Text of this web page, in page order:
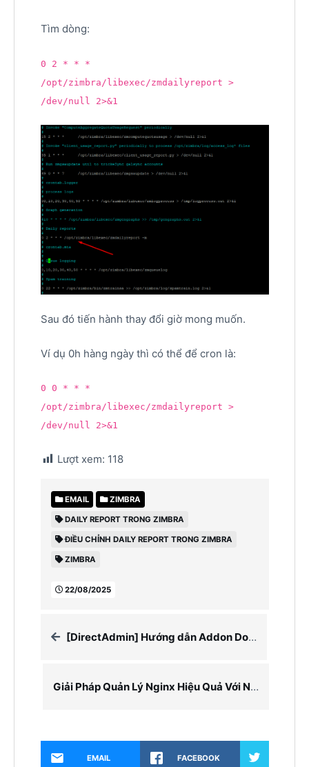
Tìm dòng:
0 2 * * *
/opt/zimbra/libexec/zmdailyreport >
/dev/null 2>&1
Sau đó tiến hành thay đổi giờ mong muốn.
Ví dụ 0h hàng ngày thì có thể để cron là:
0 0 * * *
/opt/zimbra/libexec/zmdailyreport >
/dev/null 2>&1
Lượt xem: 118
EMAIL ZIMBRA
DAILY REPORT TRONG ZIMBRA
ĐIỀU CHỈNH DAILY REPORT TRONG ZIMBRA
ZIMBRA
22/08/2025
[DirectAdmin] Hướng dẫn Addon Domain và set IP trên DirectAdmin
Giải Pháp Quản Lý Nginx Hiệu Quả Với Nginx UI
EMAIL FACEBOOK